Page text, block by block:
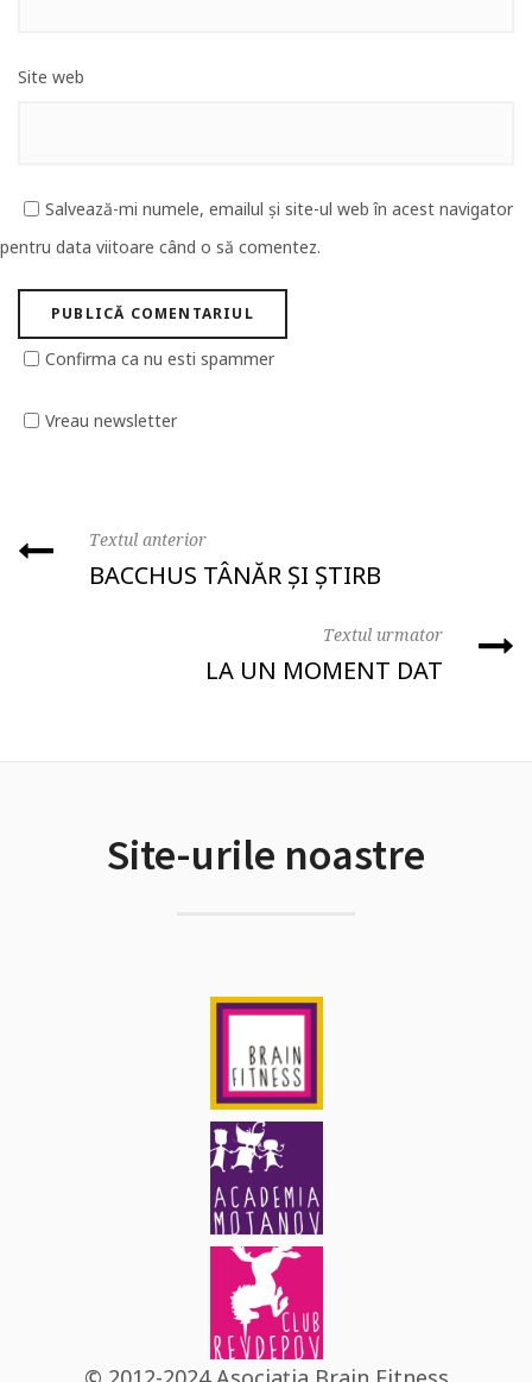
Site web
Salvează-mi numele, emailul și site-ul web în acest navigator
pentru data viitoare când o să comentez.
Confirma ca nu esti spammer
Vreau newsletter
Textul anterior
BACCHUS TÂNĂR ȘI ȘTIRB
Textul urmator
LA UN MOMENT DAT
Site-urile noastre